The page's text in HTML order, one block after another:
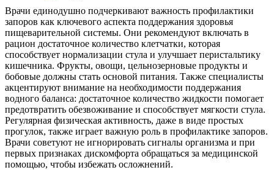
Врачи единодушно подчеркивают важность профилактики
запоров как ключевого аспекта поддержания здоровья
пищеварительной системы. Они рекомендуют включать в
рацион достаточное количество клетчатки, которая
способствует нормализации стула и улучшает перистальтику
кишечника. Фрукты, овощи, цельнозерновые продукты и
бобовые должны стать основой питания. Также специалисты
акцентируют внимание на необходимости поддержания
водного баланса: достаточное количество жидкости помогает
предотвратить обезвоживание и способствует мягкости стула.
Регулярная физическая активность, даже в виде простых
прогулок, также играет важную роль в профилактике запоров.
Врачи советуют не игнорировать сигналы организма и при
первых признаках дискомфорта обращаться за медицинской
помощью, чтобы избежать осложнений.